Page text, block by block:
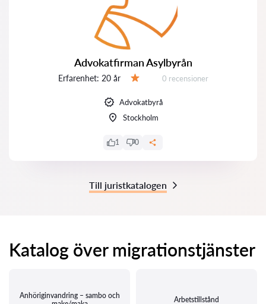
Advokatfirman Asylbyrån
Erfarenhet: 20 år Recensioner:
0 recensioner
Advokatbyrå
Stockholm
1 0
Till juristkatalogen
Katalog över migrationstjänster
Anhöriginvandring – sambo och
Arbetstillstånd